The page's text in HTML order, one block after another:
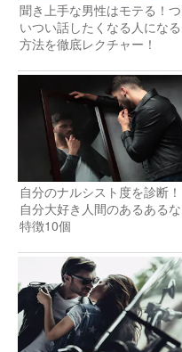
聞き上手な男性はモテる！つ
いつい話したくなる人になる
方法を徹底レクチャー！
自分のナルシスト度を診断！
自分大好き人間のあるあるな
特徴10個